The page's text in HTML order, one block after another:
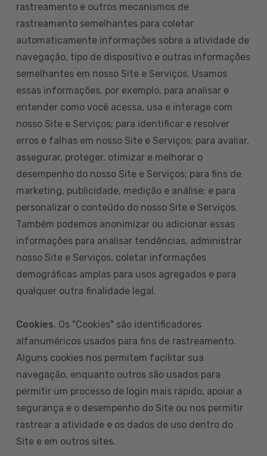
rastreamento e outros mecanismos de
rastreamento semelhantes para coletar
automaticamente informações sobre a atividade de
navegação, tipo de dispositivo e outras informações
semelhantes em nosso Site e Serviços. Usamos
essas informações, por exemplo, para analisar e
entender como você acessa, usa e interage com
nosso Site e Serviços; para identificar e resolver
erros e falhas em nosso Site e Serviços; para avaliar,
assegurar, proteger, otimizar e melhorar o
desempenho do nosso Site e Serviços; para fins de
marketing, publicidade, medição e análise; e para
personalizar o conteúdo do nosso Site e Serviços.
Também podemos anonimizar ou adicionar essas
informações para analisar tendências, administrar
nosso Site e Serviços, coletar informações
demográficas amplas para usos agregados e para
qualquer outra finalidade legal.
Cookies. Os "Cookies" são identificadores
alfanuméricos usados para fins de rastreamento.
Alguns cookies nos permitem facilitar sua
navegação, enquanto outros são usados para
permitir um processo de login mais rápido, apoiar a
segurança e o desempenho do Site ou nos permitir
rastrear a atividade e os dados de uso dentro do
Site e em outros sites.